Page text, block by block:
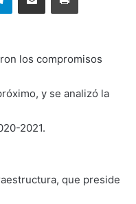
los compromisos
y se analizó la
2021.
que preside